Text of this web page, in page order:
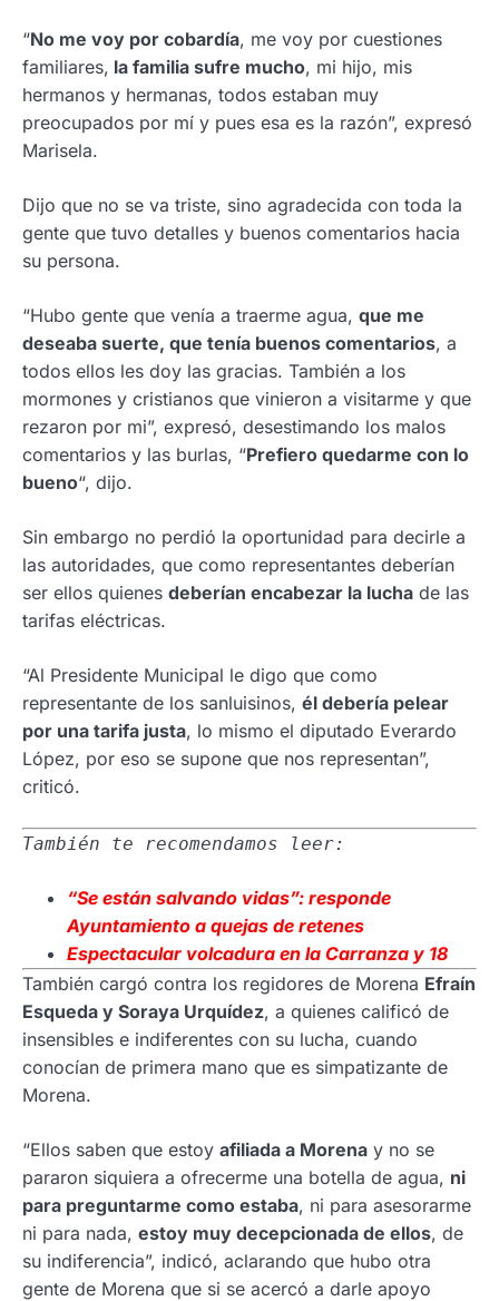
“No me voy por cobardía, me voy por cuestiones
familiares, la familia sufre mucho, mi hijo, mis
hermanos y hermanas, todos estaban muy
preocupados por mí y pues esa es la razón”, expresó
Marisela.
Dijo que no se va triste, sino agradecida con toda la
gente que tuvo detalles y buenos comentarios hacia
su persona.
“Hubo gente que venía a traerme agua, que me
deseaba suerte, que tenía buenos comentarios, a
todos ellos les doy las gracias. También a los
mormones y cristianos que vinieron a visitarme y que
rezaron por mi”, expresó, desestimando los malos
comentarios y las burlas, “Prefiero quedarme con lo
bueno“, dijo.
Sin embargo no perdió la oportunidad para decirle a
las autoridades, que como representantes deberían
ser ellos quienes deberían encabezar la lucha de las
tarifas eléctricas.
“Al Presidente Municipal le digo que como
representante de los sanluisinos, él debería pelear
por una tarifa justa, lo mismo el diputado Everardo
López, por eso se supone que nos representan”,
criticó.
También te recomendamos leer:
“Se están salvando vidas”: responde
Ayuntamiento a quejas de retenes
Espectacular volcadura en la Carranza y 18
También cargó contra los regidores de Morena Efraín
Esqueda y Soraya Urquídez, a quienes calificó de
insensibles e indiferentes con su lucha, cuando
conocían de primera mano que es simpatizante de
Morena.
“Ellos saben que estoy afiliada a Morena y no se
pararon siquiera a ofrecerme una botella de agua, ni
para preguntarme como estaba, ni para asesorarme
ni para nada, estoy muy decepcionada de ellos, de
su indiferencia”, indicó, aclarando que hubo otra
gente de Morena que si se acercó a darle apoyo